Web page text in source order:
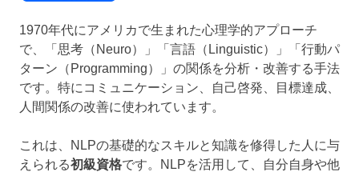
1970年代にアメリカで生まれた心理学的アプローチ
で、「思考（Neuro）」「言語（Linguistic）」「行動パ
ターン（Programming）」の関係を分析・改善する手法
です。特にコミュニケーション、自己啓発、目標達成、
人間関係の改善に使われています。
これは、NLPの基礎的なスキルと知識を修得した人に与
えられる初級資格です。NLPを活用して、自分自身や他